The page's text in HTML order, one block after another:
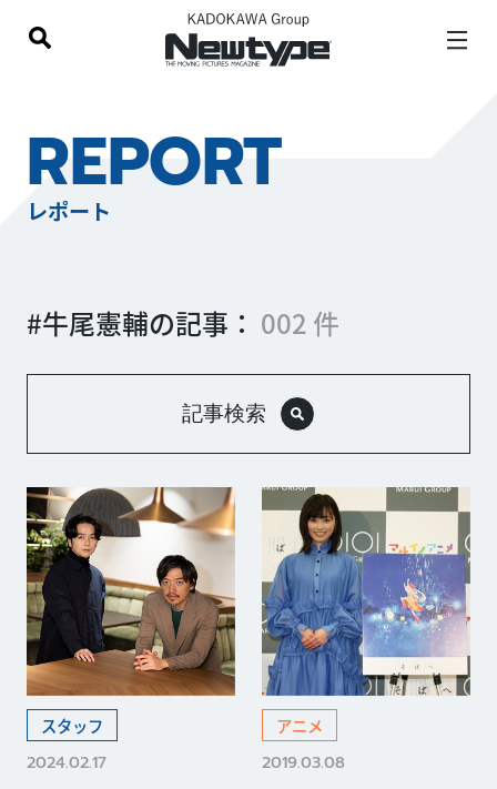
REPORT
レポート
#牛尾憲輔の記事： 002 件
記事検索
スタッフ
2024.02.17
アニメ
2019.03.08